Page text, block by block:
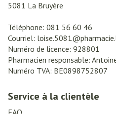
5081 La Bruyère
Téléphone: 081 56 60 46
Courriel: loise.5081@
Numéro de licence: 928801
Pharmacien responsable:
Numéro TVA: BE0898752807
Service à la clientèle
FAQ